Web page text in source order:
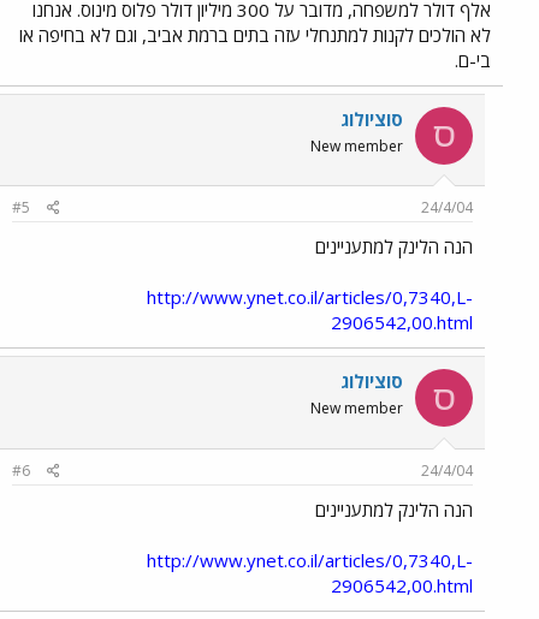
אלף דולר למשפחה, מדובר על 300 מיליון דולר פלוס מינוס. אנחנו
לא הולכים לקנות למתנחלי עזה בתים ברמת אביב, וגם לא בחיפה או
בי-ם.
ס סוציולוג
New member
24/4/04
#5
הנה הלינק למתעניינים
http://www.ynet.co.il/articles/0,7340,L-
2906542,00.html
ס סוציולוג
New member
24/4/04
#6
הנה הלינק למתעניינים
http://www.ynet.co.il/articles/0,7340,L-
2906542,00.html